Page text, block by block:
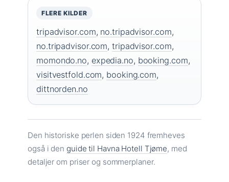
FLERE KILDER
tripadvisor.com, no.tripadvisor.com,
no.tripadvisor.com,tripadvisor.com,
momondo.no, expedia.no, booking.com,
visitvestfold.com, booking.com,
dittnorden.no
Den historiske perlen siden 1924 fremheves
også i den guide til Havna Hotell Tjøme, med
detaljer om priser og sommerplaner.